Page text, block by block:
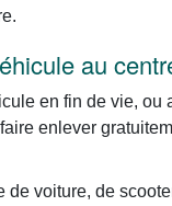
au
en fin de vie, ou
enlever
de voiture, de